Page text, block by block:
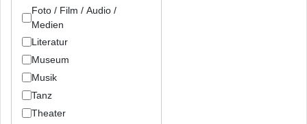
Foto / Film / Audio /
Medien
Literatur
Museum
Musik
Tanz
Theater